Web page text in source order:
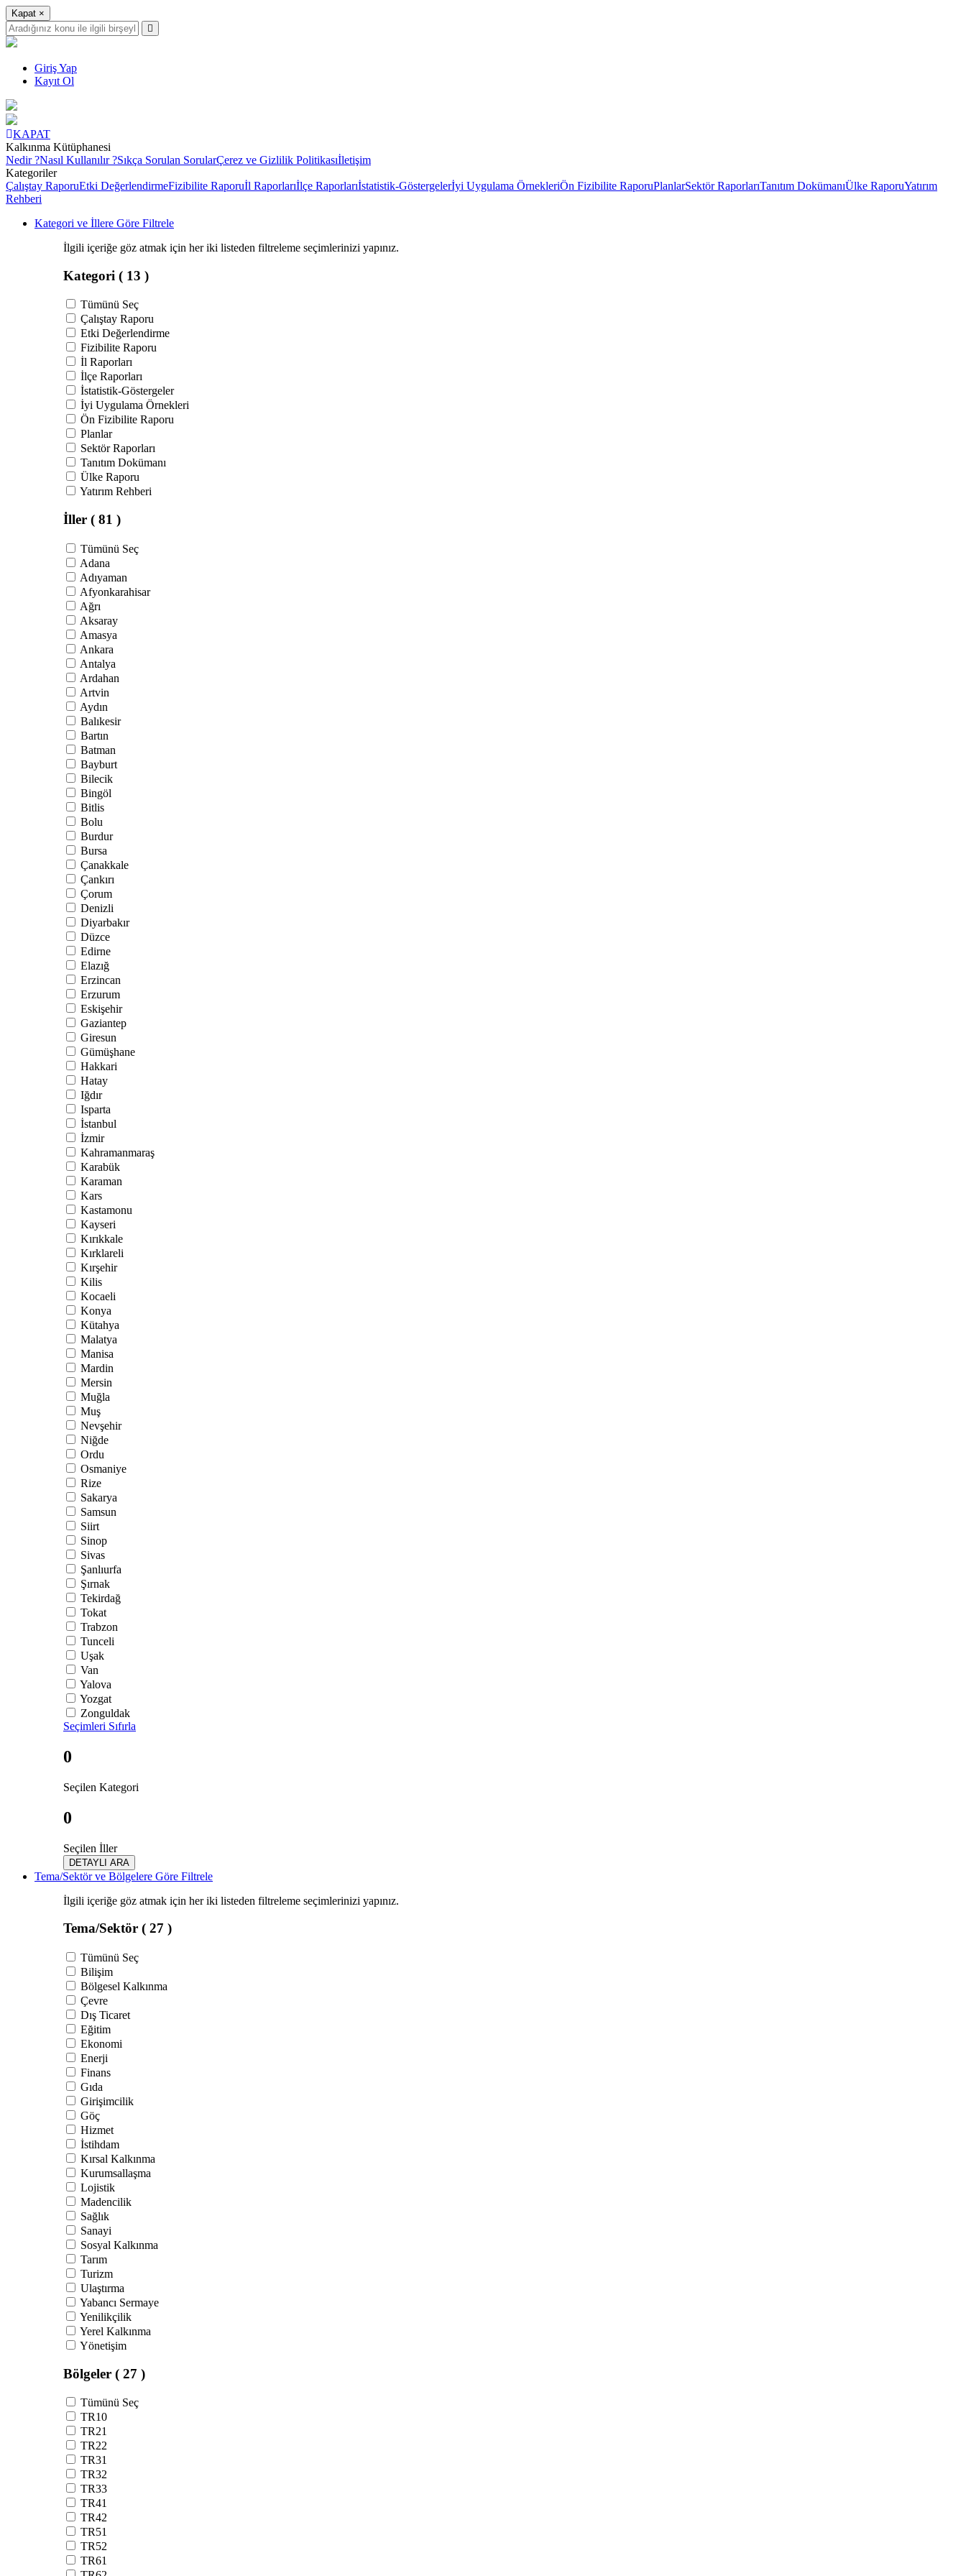
Kapat ×
Giriş Yap
Kayıt Ol
KAPAT
Kalkınma Kütüphanesi
Nedir ?Nasıl Kullanılır ?Sıkça Sorulan SorularÇerez ve Gizlilik Politikasıİletişim
Kategoriler
Çalıştay RaporuEtki DeğerlendirmeFizibilite Raporuİl Raporlarıİlçe Raporlarıİstatistik-Göstergelerİyi Uygulama ÖrnekleriÖn Fizibilite RaporuPlanlarSektör RaporlarıTanıtım DokümanıÜlke RaporuYatırım
Rehberi
Kategori ve İllere Göre Filtrele
İlgili içeriğe göz atmak için her iki listeden filtreleme seçimlerinizi yapınız.
Kategori ( 13 )
Tümünü Seç
Çalıştay Raporu
Etki Değerlendirme
Fizibilite Raporu
İl Raporları
İlçe Raporları
İstatistik-Göstergeler
İyi Uygulama Örnekleri
Ön Fizibilite Raporu
Planlar
Sektör Raporları
Tanıtım Dokümanı
Ülke Raporu
Yatırım Rehberi
İller ( 81 )
Tümünü Seç
Adana
Adıyaman
Afyonkarahisar
Ağrı
Aksaray
Amasya
Ankara
Antalya
Ardahan
Artvin
Aydın
Balıkesir
Bartın
Batman
Bayburt
Bilecik
Bingöl
Bitlis
Bolu
Burdur
Bursa
Çanakkale
Çankırı
Çorum
Denizli
Diyarbakır
Düzce
Edirne
Elazığ
Erzincan
Erzurum
Eskişehir
Gaziantep
Giresun
Gümüşhane
Hakkari
Hatay
Iğdır
Isparta
İstanbul
İzmir
Kahramanmaraş
Karabük
Karaman
Kars
Kastamonu
Kayseri
Kırıkkale
Kırklareli
Kırşehir
Kilis
Kocaeli
Konya
Kütahya
Malatya
Manisa
Mardin
Mersin
Muğla
Muş
Nevşehir
Niğde
Ordu
Osmaniye
Rize
Sakarya
Samsun
Siirt
Sinop
Sivas
Şanlıurfa
Şırnak
Tekirdağ
Tokat
Trabzon
Tunceli
Uşak
Van
Yalova
Yozgat
Zonguldak
Seçimleri Sıfırla
0
Seçilen Kategori
0
Seçilen İller
DETAYLI ARA
Tema/Sektör ve Bölgelere Göre Filtrele
İlgili içeriğe göz atmak için her iki listeden filtreleme seçimlerinizi yapınız.
Tema/Sektör ( 27 )
Tümünü Seç
Bilişim
Bölgesel Kalkınma
Çevre
Dış Ticaret
Eğitim
Ekonomi
Enerji
Finans
Gıda
Girişimcilik
Göç
Hizmet
İstihdam
Kırsal Kalkınma
Kurumsallaşma
Lojistik
Madencilik
Sağlık
Sanayi
Sosyal Kalkınma
Tarım
Turizm
Ulaştırma
Yabancı Sermaye
Yenilikçilik
Yerel Kalkınma
Yönetişim
Bölgeler ( 27 )
Tümünü Seç
TR10
TR21
TR22
TR31
TR32
TR33
TR41
TR42
TR51
TR52
TR61